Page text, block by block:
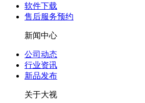
软件下载
售后服务预约
新闻中心
公司动态
行业资讯
新品发布
关于大视